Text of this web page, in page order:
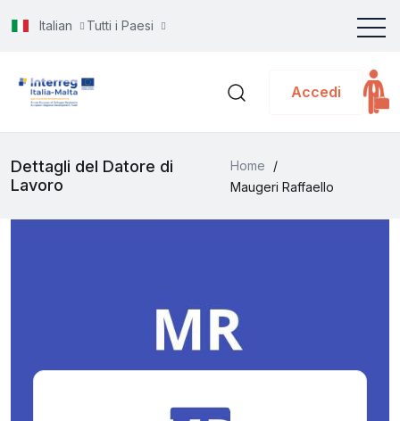
Italian Tutti i Paesi
Accedi
Dettagli del Datore di
Lavoro
Home
/
Maugeri Raffaello